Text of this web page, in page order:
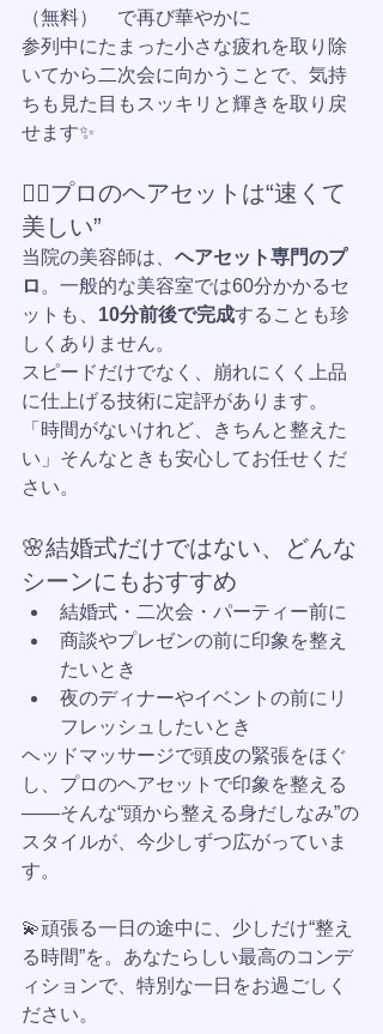
（無料）　で再び華やかに
参列中にたまった小さな疲れを取り除
いてから二次会に向かうことで、気持
ちも見た目もスッキリと輝きを取り戻
せます✨
💇‍♀️プロのヘアセットは“速くて
美しい”
当院の美容師は、 ヘアセット専門のプ
ロ 。一般的な美容室では60分かかるセ
ットも、 10分前後で完成することも珍
しくありません。
スピードだけでなく、崩れにくく上品
に仕上げる技術に定評があります。
「時間がないけれど、きちんと整えた
い」そんなときも安心してお任せくだ
さい。
🌸結婚式だけではない、どんな
シーンにもおすすめ
結婚式・二次会・パーティー前に
商談やプレゼンの前に印象を整え
たいとき
夜のディナーやイベントの前にリ
フレッシュしたいとき
ヘッドマッサージで頭皮の緊張をほぐ
し、プロのヘアセットで印象を整える
——そんな“頭から整える身だしなみ”の
スタイルが、今少しずつ広がっていま
す。
💫頑張る一日の途中に、少しだけ“整え
る時間”を。あなたらしい最高のコンデ
ィションで、特別な一日をお過ごしく
ださい。